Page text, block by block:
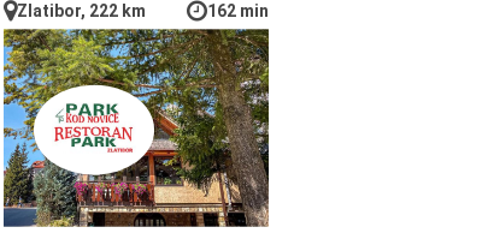
Zlatibor, 222 km 162 min